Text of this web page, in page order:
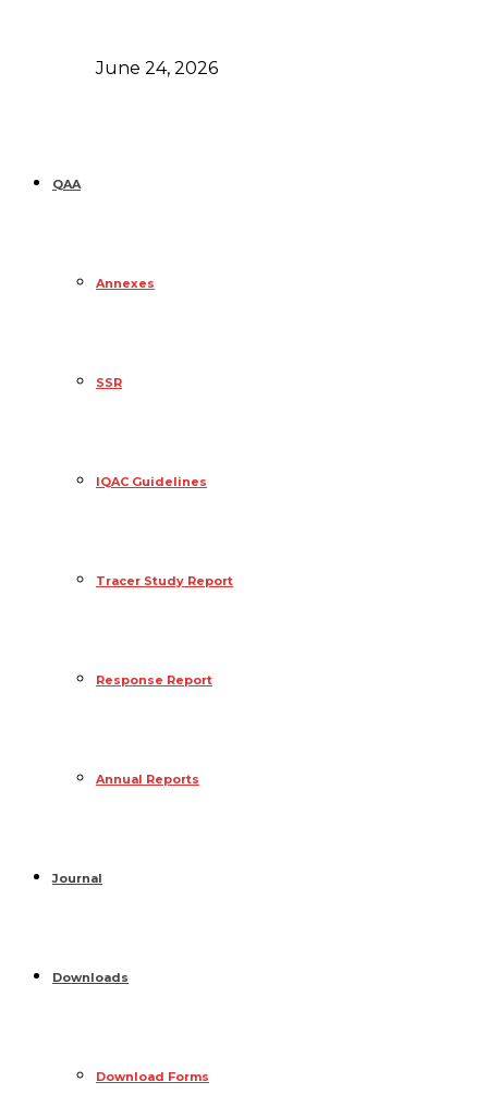
June 24, 2026
QAA
Annexes
SSR
IQAC Guidelines
Tracer Study Report
Response Report
Annual Reports
Journal
Downloads
Download Forms